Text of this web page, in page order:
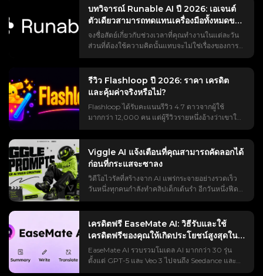
ของ Higgsfield แต่ถ้าคุณเคยลองใช้จริง ๆ คุณคงเจอ
ปัญหาที่บทแนะนำทุกอันข้ามไป เช่น กำแพงการจ่าย
เงินที่ปรากฏขึ้นระหว่างการตัดต่อ ข้อความแจ้งเตือน
ที่ทำให้เกิดการเปลี่ยนภาพแบบแปลก ๆ แทนที่จะ
เป็นการซูมจริง ๆ ไม่มีวิธีเล็งไปยังตำแหน่งที่ต้องการ
และไม่รู้ว่าเสียง "หวือ" มาจากไหน หน้าเดียวนี้จะพา
คุณตั้งแต่คำถาม “นี่คืออะไร?” ไปจนถึงคลิปวิดีโอที่
เสร็จสมบูรณ์และสมบูรณ์แบบ: คำตอบที่ตรงไปตรง
มาเกี่ยวกับเวอร์ชันฟรีและเวอร์ชันเสียเงิน คำแนะนำ
ในการคัดลอกและวางที่ถูกต้อง วิธีการซูมไปยังเมือง
ใดเมืองหนึ่ง เทคนิคการตัดต่อคลิปย้อนกลับ การ
ออกแบบเสียง และทางเลือกฟรีสำหรับกรณีที่ข้อจำกัด
ของ Higgsfield เป็นอุปสรรค ปรากฏการณ์ซูมออก
จะเปิดใช้งานเครื่องมือนี้ การรู้รายละเอียดเกี่ยวกับ
ผลลัพธ์และค่าใช้จ่ายของมันอย่างแน่ชัดจะช่วยได้
มาก เพราะคำถามที่ว่า "มันฟรีหรือเปล่า?" เป็น
ประเด็นสำคัญที่สุดที่มักพบในส่วนแสดงความคิดเห็น
เสมอ ผลกระทบที่เกิดขึ้น (บุคคล → เมือง → ทวีป →
อย่างต่อเนื่องเพียงครั้งเดียว ครอบคลุมมาตราส่วนที่
แตกต่างกันอย่างมาก ภาพเริ่มต้นด้วยการซูมเข้าใกล้
ตัวแบบ จากนั้นค่อยๆ ถอยห่างออกไป — ผ่านถนน
เหนือเมือง เหนือทวีป และสุดท้ายก็ซูมออกไปจนถึง
ส่วนโค้งทั้งหมดของโลกตัดกับอวกาศสีดำ เหตุผลที่
บทวิจารณ์ Runable AI ปี 2026: เอเจนต์
ตัวเดียวสามารถทดแทนเครื่องมือทั้งหมดของ
คุณได้จริงหรือไม่?
จงซื่อสัตย์เกี่ยวกับช่วงเวลาที่คุณทำงานในแต่ละวัน
ส่วนที่ต้องใช้ความคิดนั้นแทบจะไม่ใช่เรื่องของการ
ChatGPT, Canva, Webflow และกล่องจดหมาย
ของคุณ โดยการคัดลอกผลลัพธ์จากเครื่องมือหนึ่งไป
ยังอีกเครื่องมือหนึ่ง Runable AI กล่าวว่าสามารถย่อ
การแข่งขันวิ่งผลัดทั้งหมดให้เหลือเพียงการแชทเดียว
และยืนยันคำกล่าวอ้างนี้ด้วยคะแนน 92.1% จาก
เกณฑ์มาตรฐานของเอเจนต์ GAIA ปัญหาอยู่ที่ผลการ
ค้นหา บทวิจารณ์ส่วนใหญ่เป็นบทวิจารณ์ที่ได้รับการ
สนับสนุน ซึ่งมักจะชมเชยเดโมโดยไม่ระบุรายละเอียด
ผู้ร่วมงาน และละเลยข้อจำกัดต่างๆ ดังนั้นคุณจึงต้อง
เดาว่า Runable เป็นตัวแทนที่คอยช่วยเหลือคุณ
จริงๆ หรือเป็นเพียงแชทบอทที่พูดเสียงดังกว่าเดิมกัน
แน่ บทวิจารณ์นี้จะตอบคำถามเหล่านั้น: Runable AI
คืออะไร ทำงานอย่างไร สร้างอะไรได้บ้าง ราคาจริง
และการคำนวณเครดิต การเปรียบเทียบแบบตัวต่อตัว
การสร้างกระแสใน Reddit เพื่อให้คุณสามารถตัดสิน
ใจได้ก่อนที่จะใช้เครดิต Runable AI คืออะไร? (และ
สิ่งที่ไม่ใช่) AI ที่ใช้งานได้จริง คือเอเจนต์ AI ทั่วไป:
ซอฟต์แวร์ที่วางแผนและดำเนินการงานดิจิทัล
รีวิว Flashloop ปี 2026: ราคา เครดิต
และคุ้มค่าจริงหรือไม่?
Flashloop ได้รับคะแนนรีวิว 4.7 ดาวจากผู้ใช้
มากกว่า 12,000 คน แต่ผู้รีวิวรายหนึ่งอ้างว่าเขาใช้
ไหนเป็นเรื่องจริงล่ะ? ช่องว่างนั้นแหละคือเหตุผลที่
ทำให้แอปนี้ใช้งานยาก ลองค้นหาคำว่า “flashloop”
ดูสิ คุณจะพบลิงก์พันธมิตรที่พยายามโปรโมตโค้ด
ส่วนลด คลิปแฉบน YouTube สองสามคลิป และกระทู้
รีวิวบน Reddit ที่มีคนลบไปแล้ว ไม่มีใครเปิดเผยส่วน
ที่คุณต้องการทราบจริงๆ นั่นก็คือ ราคาเท่าไหร่
เครดิตจะหมดเร็วแค่ไหน และผลลัพธ์ที่ได้คุ้มค่ากับ
การจ่ายเงินหรือไม่ บทวิจารณ์นี้จะแก้ไขปัญหาเหล่า
นั้น — ราคาที่แท้จริง วิธีการคำนวณเครดิตที่คู่แข่ง
มักปกปิด ข้อร้องเรียนที่เกิดขึ้นซ้ำแล้วซ้ำเล่า และทาง
เลือกอื่นๆ ที่น่าพิจารณาก่อนสมัครใช้บริการ
Flashloop คืออะไร และทำงานอย่างไร? Flashloop
เป็นแอปพลิเคชันสร้างวิดีโอด้วย AI สำหรับมือถือ ที่
Viggle AI แจ้งเตือนที่คุณสามารถคัดลอกได้
ก่อนที่กระแสจะซาลง
วิดีโอไวรัลที่สร้างจาก AI แพร่กระจายอย่างรวดเร็ว
วันหนึ่งทุกคนกำลังทำคลิปเด็กเต้นรำ อีกวันหนึ่งฟีด
มีมซูเปอร์ฮีโร่ และวิดีโอลิปซิงค์ Viggle AI ช่วย
ให้การสร้างวิดีโอเหล่านี้ง่ายขึ้น แต่ทางลัดที่แท้จริง
ไม่ได้อยู่ที่ตัวเครื่องมือเอง นี่คือข้อความแจ้งเตือน
แพลตฟอร์มนี้สร้างขึ้นเพื่อการสร้างวิดีโอด้วย AI ที่
ควบคุมได้ ช่วยให้ผู้ใช้สามารถเปลี่ยนรูปถ่ายเป็น
วิดีโอเต้นรำ วิดีโอลิปซิงค์ วิดีโอสไตล์มีม และวิดีโอ
การแสดงต่างๆ ได้ แต่ถ้าโจทย์ของคุณคลุมเครือเกิน
เครดิตฟรี EaseMate AI: วิธีรับและใช้
เครดิตฟรีของคุณให้เกิดประโยชน์สูงสุดในปี
2026
EaseMate AI รวบรวมโมเดล AI มากกว่า 30 รุ่น
ตั้งแต่ GPT-5 และ Veo 3 ไปจนถึง Seedance และ